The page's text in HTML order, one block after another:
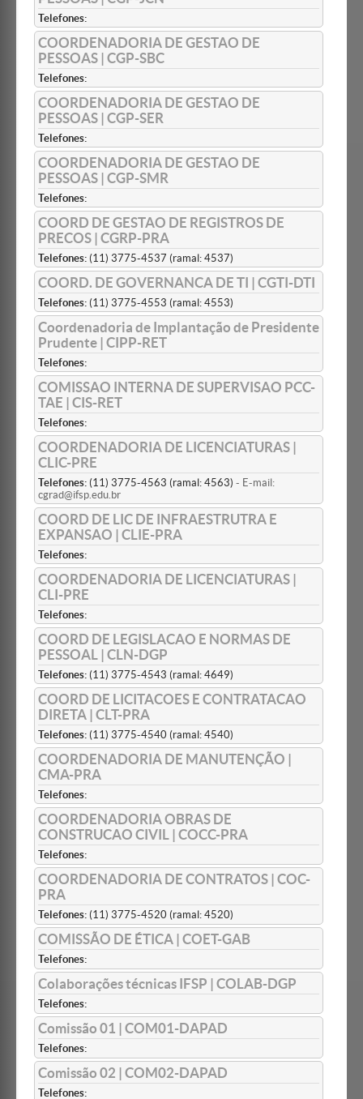
Telefones:
COORDENADORIA DE GESTAO DE
PESSOAS | CGP-SBC
Telefones:
COORDENADORIA DE GESTAO DE
PESSOAS | CGP-SER
Telefones:
COORDENADORIA DE GESTAO DE
PESSOAS | CGP-SMR
Telefones:
COORD DE GESTAO DE REGISTROS DE
PRECOS | CGRP-PRA
Telefones: (11) 3775-4537 (ramal: 4537)
COORD. DE GOVERNANCA DE TI | CGTI-DTI
Telefones: (11) 3775-4553 (ramal: 4553)
Coordenadoria de Implantação de Presidente
Prudente | CIPP-RET
Telefones:
COMISSAO INTERNA DE SUPERVISAO PCC-
TAE | CIS-RET
Telefones:
COORDENADORIA DE LICENCIATURAS |
CLIC-PRE
Telefones: (11) 3775-4563 (ramal: 4563) - E-mail:
cgrad@ifsp.edu.br
COORD DE LIC DE INFRAESTRUTRA E
EXPANSAO | CLIE-PRA
Telefones:
COORDENADORIA DE LICENCIATURAS |
CLI-PRE
Telefones:
COORD DE LEGISLACAO E NORMAS DE
PESSOAL | CLN-DGP
Telefones: (11) 3775-4543 (ramal: 4649)
COORD DE LICITACOES E CONTRATACAO
DIRETA | CLT-PRA
Telefones: (11) 3775-4540 (ramal: 4540)
COORDENADORIA DE MANUTENÇÃO |
CMA-PRA
Telefones:
COORDENADORIA OBRAS DE
CONSTRUCAO CIVIL | COCC-PRA
Telefones:
COORDENADORIA DE CONTRATOS | COC-
PRA
Telefones: (11) 3775-4520 (ramal: 4520)
COMISSÃO DE ÉTICA | COET-GAB
Telefones:
Colaborações técnicas IFSP | COLAB-DGP
Telefones:
Comissão 01 | COM01-DAPAD
Telefones:
Comissão 02 | COM02-DAPAD
Telefones: